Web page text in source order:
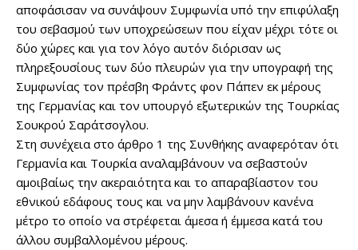
αποφάσισαν να συνάψουν Συμφωνία υπό την επιφύλαξη
του σεβασμού των υποχρεώσεων που είχαν μέχρι τότε οι
δύο χώρες και για τον λόγο αυτόν διόρισαν ως
πληρεξουσίους των δύο πλευρών για την υπογραφή της
Συμφωνίας τον πρέσβη Φράντς φον Πάπεν εκ μέρους
της Γερμανίας και τον υπουργό εξωτερικών της Τουρκίας
Σουκρού Σαράτσογλου.
Στη συνέχεια στο άρθρο 1 της Συνθήκης αναφερόταν ότι
Γερμανία και Τουρκία αναλαμβάνουν να σεβαστούν
αμοιβαίως την ακεραιότητα και το απαραβίαστον του
εθνικού εδάφους τους και να μην λαμβάνουν κανένα
μέτρο το οποίο να στρέφεται άμεσα ή έμμεσα κατά του
άλλου συμβαλλομένου μέρους.